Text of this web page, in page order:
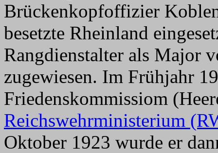
Brückenkopfoffizier
besetzte Rheinland
Rangdienstalter als Major
zugewiesen. Im Frühjahr
Friedenskommissiom
Reichswehrministerium
Oktober 1923 wurde er